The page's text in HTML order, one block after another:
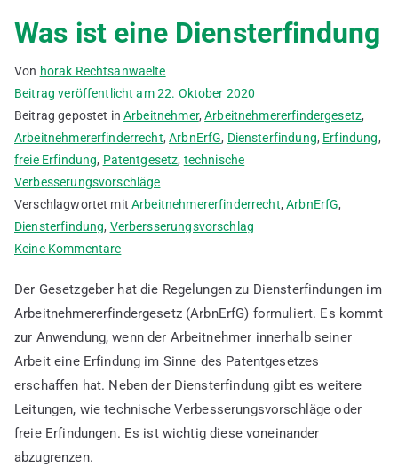
Was ist eine Diensterfindung
Von horak Rechtsanwaelte
Beitrag veröffentlicht am22. Oktober 2020
Beitrag gepostet inArbeitnehmer,Arbeitnehmererfindergesetz,
Arbeitnehmererfinderrecht,ArbnErfG, Diensterfindung, Erfindung,
freie Erfindung, Patentgesetz, technische
Verbesserungsvorschläge
Verschlagwortet mitArbeitnehmererfinderrecht,ArbnErfG,
Diensterfindung, Verbersserungsvorschlag
Keine Kommentarezu
ist
eine
Diensterfindung
Der Gesetzgeber hat die Regelungen zu Diensterfindungen im
Arbeitnehmererfindergesetz (ArbnErfG) formuliert. Es kommt
zur Anwendung, wenn der Arbeitnehmer innerhalb seiner
Arbeit eine Erfindung im Sinne des Patentgesetzes
erschaffen hat. Neben der Diensterfindung gibt es weitere
Leitungen, wie technische Verbesserungsvorschläge oder
freie Erfindungen. Es ist wichtig diese voneinander
abzugrenzen.